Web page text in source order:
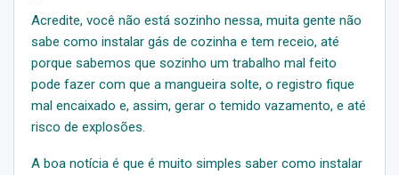
Acredite, você não está sozinho nessa, muita gente não
sabe como instalar gás de cozinha e tem receio, até
porque sabemos que sozinho um trabalho mal feito
pode fazer com que a mangueira solte, o registro fique
mal encaixado e, assim, gerar o temido vazamento, e até
risco de explosões.
A boa notícia é que é muito simples saber como instalar